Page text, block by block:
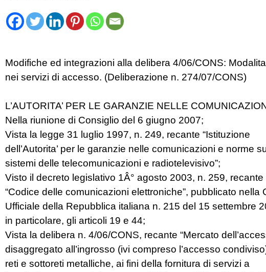
Modifiche ed integrazioni alla delibera 4/06/CONS:
nei servizi di accesso. (Deliberazione n. 274/07/CONS)
L’AUTORITA’ PER LE GARANZIE NELLE
Nella riunione di Consiglio del 6 giugno 2007;
Vista la legge 31 luglio 1997, n. 249, recante “Istituzione
dell’Autorita’ per le garanzie nelle comunicazioni e norme
sistemi delle telecomunicazioni e radiotelevisivo”;
Visto il decreto legislativo 1Â° agosto 2003, n. 259, recante
“Codice delle comunicazioni elettroniche”, pubblicato nella
Ufficiale della Repubblica italiana n. 215 del 15 settembre
in particolare, gli articoli 19 e 44;
Vista la delibera n. 4/06/CONS, recante “Mercato
disaggregato all’ingrosso (ivi compreso l’accesso
reti e sottoreti metalliche, ai fini della fornitura di servizi a